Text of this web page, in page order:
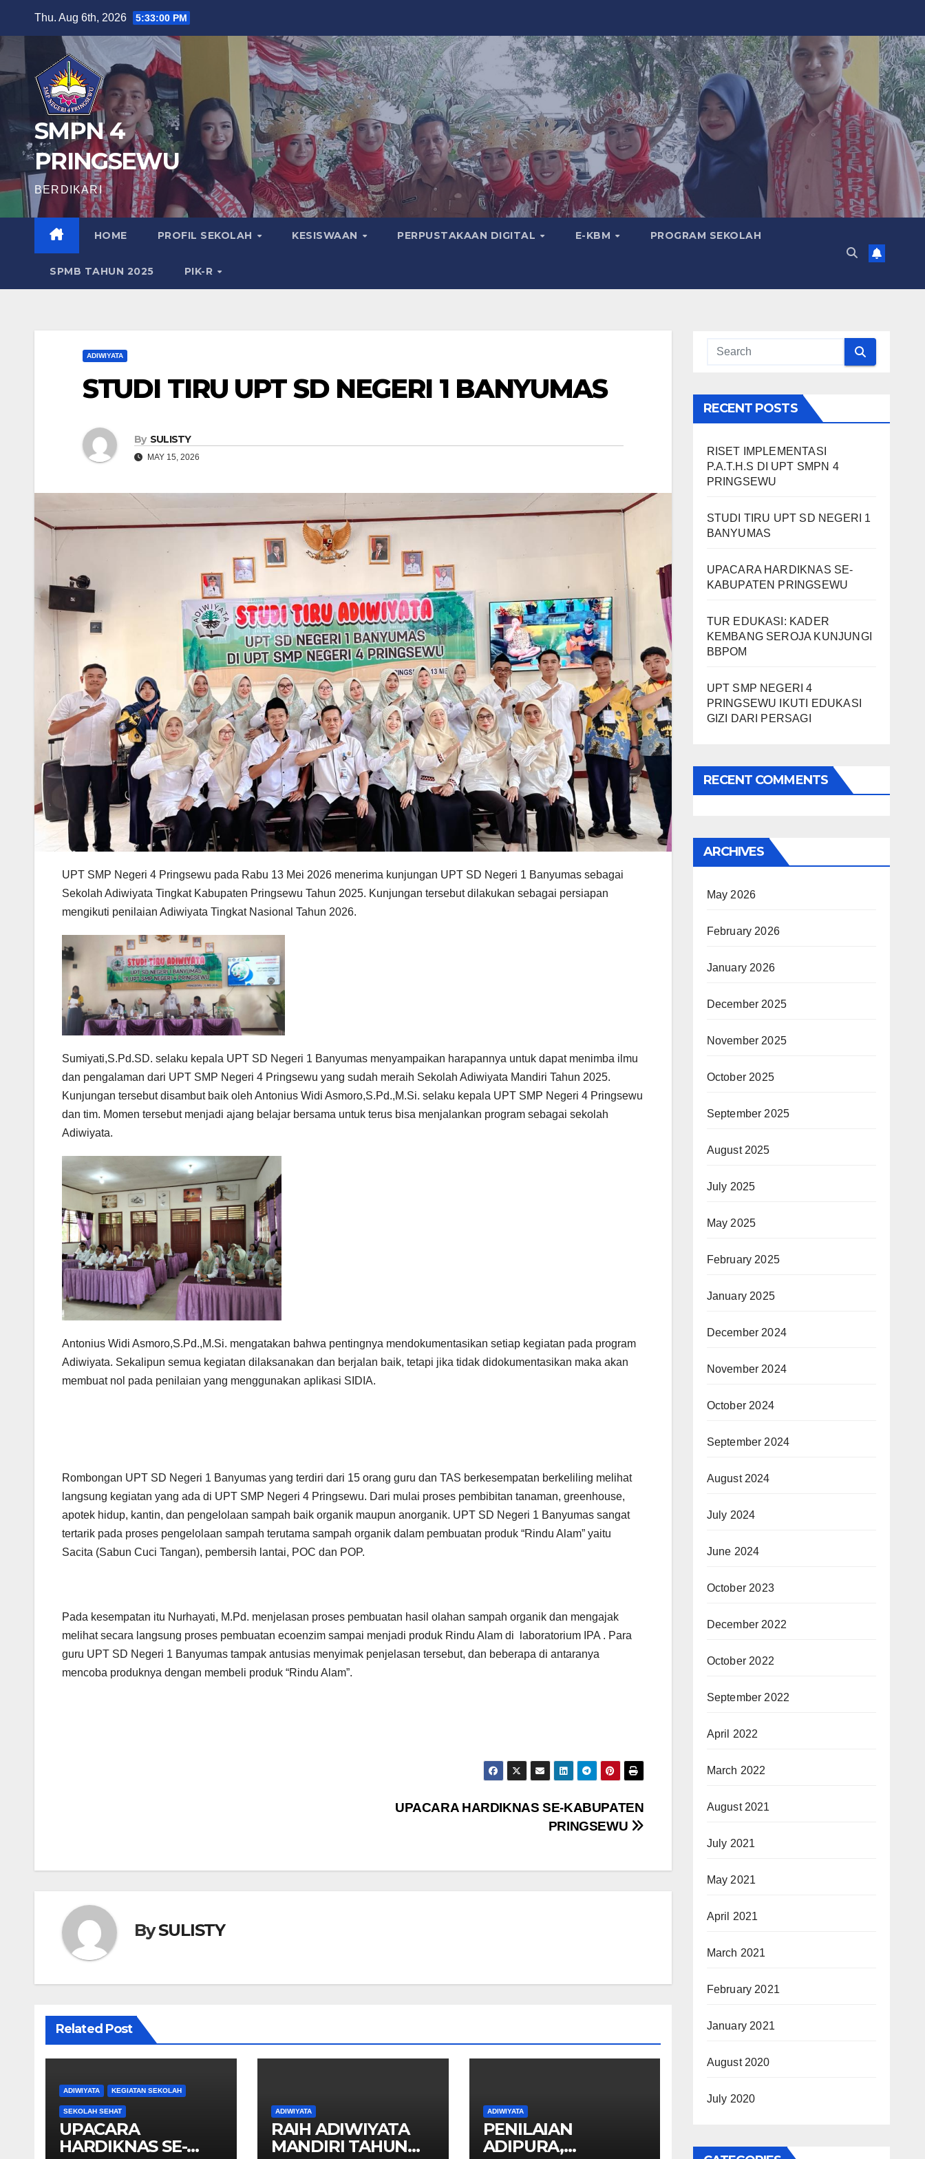
content
Thu. Aug 6th, 2026 5:33:01 PM
SMPN 4
PRINGSEWU
BERDIKARI
HOME PROFIL SEKOLAH KESISWAAN PERPUSTAKAAN DIGITAL E-KBM PROGRAM SEKOLAH
SPMB TAHUN 2025 PIK-R
ADIWIYATA
STUDI TIRU UPT SD NEGERI 1 BANYUMAS
By SULISTY
MAY 15, 2026
UPT SMP Negeri 4 Pringsewu pada Rabu 13 Mei 2026 menerima kunjungan UPT SD Negeri 1 Banyumas sebagai
Sekolah Adiwiyata Tingkat Kabupaten Pringsewu Tahun 2025. Kunjungan tersebut dilakukan sebagai persiapan
mengikuti penilaian Adiwiyata Tingkat Nasional Tahun 2026.
Sumiyati,S.Pd.SD. selaku kepala UPT SD Negeri 1 Banyumas menyampaikan harapannya untuk dapat menimba ilmu
dan pengalaman dari UPT SMP Negeri 4 Pringsewu yang sudah meraih Sekolah Adiwiyata Mandiri Tahun 2025.
Kunjungan tersebut disambut baik oleh Antonius Widi Asmoro,S.Pd.,M.Si. selaku kepala UPT SMP Negeri 4 Pringsewu
dan tim. Momen tersebut menjadi ajang belajar bersama untuk terus bisa menjalankan program sebagai sekolah
Adiwiyata.
Antonius Widi Asmoro,S.Pd.,M.Si. mengatakan bahwa pentingnya mendokumentasikan setiap kegiatan pada program
Adiwiyata. Sekalipun semua kegiatan dilaksanakan dan berjalan baik, tetapi jika tidak didokumentasikan maka akan
membuat nol pada penilaian yang menggunakan aplikasi SIDIA.
Rombongan UPT SD Negeri 1 Banyumas yang terdiri dari 15 orang guru dan TAS berkesempatan berkeliling melihat
langsung kegiatan yang ada di UPT SMP Negeri 4 Pringsewu. Dari mulai proses pembibitan tanaman, greenhouse,
apotek hidup, kantin, dan pengelolaan sampah baik organik maupun anorganik. UPT SD Negeri 1 Banyumas sangat
tertarik pada proses pengelolaan sampah terutama sampah organik dalam pembuatan produk “Rindu Alam” yaitu
Sacita (Sabun Cuci Tangan), pembersih lantai, POC dan POP.
Pada kesempatan itu Nurhayati, M.Pd. menjelasan proses pembuatan hasil olahan sampah organik dan mengajak
melihat secara langsung proses pembuatan ecoenzim sampai menjadi produk Rindu Alam di laboratorium IPA . Para
guru UPT SD Negeri 1 Banyumas tampak antusias menyimak penjelasan tersebut, dan beberapa di antaranya
mencoba produknya dengan membeli produk “Rindu Alam”.
UPACARA HARDIKNAS SE-KABUPATEN
PRINGSEWU
BySULISTY
Related Post
ADIWIYATA KEGIATAN SEKOLAH
SEKOLAH SEHAT
UPACARA
HARDIKNAS SE-
ADIWIYATA
RAIH ADIWIYATA
MANDIRI TAHUN
ADIWIYATA
PENILAIAN
ADIPURA,
RECENT POSTS
RISET IMPLEMENTASI
P.A.T.H.S DI UPT SMPN 4
PRINGSEWU
STUDI TIRU UPT SD NEGERI 1
BANYUMAS
UPACARA HARDIKNAS SE-
KABUPATEN PRINGSEWU
TUR EDUKASI: KADER
KEMBANG SEROJA KUNJUNGI
BBPOM
UPT SMP NEGERI 4
PRINGSEWU IKUTI EDUKASI
GIZI DARI PERSAGI
RECENT COMMENTS
ARCHIVES
May 2026
February 2026
January 2026
December 2025
November 2025
October 2025
September 2025
August 2025
July 2025
May 2025
February 2025
January 2025
December 2024
November 2024
October 2024
September 2024
August 2024
July 2024
June 2024
October 2023
December 2022
October 2022
September 2022
April 2022
March 2022
August 2021
July 2021
May 2021
April 2021
March 2021
February 2021
January 2021
August 2020
July 2020